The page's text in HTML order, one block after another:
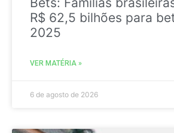
R$ 62,5 bilhões para
2025
VER MATÉRIA »
6 de agosto de 2026